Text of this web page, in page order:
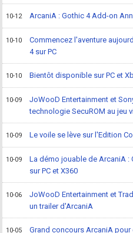
10-12 ArcaniA : Gothic 4 Add-on
10-10
Commencez l'aventure
4 sur PC
10-10 Bientôt disponible sur PC et
10-09
JoWooD Entertainment et
technologie SecuROM au jeu
10-09 Le voile se lève sur l'Edition
10-09
La démo jouable de ArcaniA
sur PC et X360
10-06
JoWooD Entertainment et
un trailer d'ArcaniA
10-05 Grand concours ArcaniA pour